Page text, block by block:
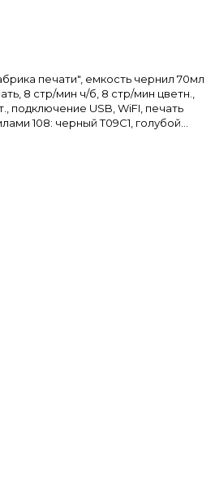
печати", емкость чернил 70мл
8 стр/мин ч/б, 8 стр/мин цветн.,
подключение USB, WiFI, печать
108: черный T09C1, голубой